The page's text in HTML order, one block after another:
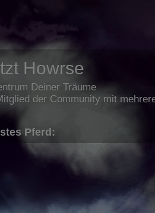
Howrse
Deiner Träume
der Community mit
Pferd: